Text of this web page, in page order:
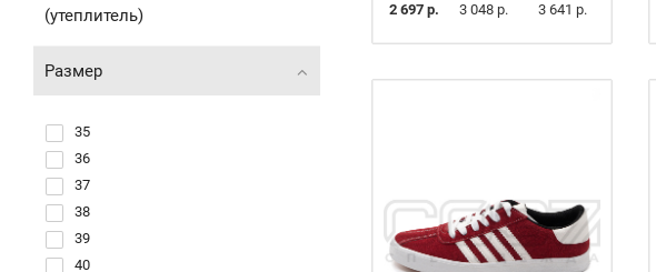
2 697 р. 3 048 р. 3 641 р.
(утеплитель)
Размер
35
36
37
38
39
40